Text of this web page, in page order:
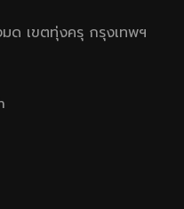
ด เขตทุ่งครุ กรุงเทพฯ